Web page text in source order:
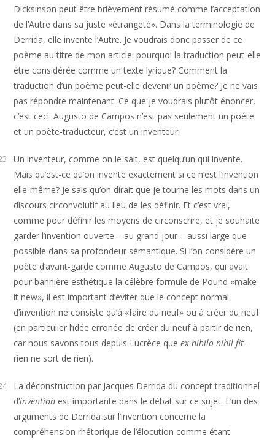
Dicksinson peut être brièvement résumé comme l’acceptation
de l’Autre dans sa juste «étrangeté». Dans la terminologie de
Derrida, elle invente l’Autre. Je voudrais donc passer de ce
poème au titre de mon article: pourquoi la traduction peut-elle
être considérée comme un texte lyrique? Comment la
traduction d’un poème peut-elle devenir un poème? Je ne vais
pas répondre maintenant. Ce que je voudrais plutôt énoncer,
c’est ceci: Augusto de Campos n’est pas seulement un poète
et un poète-traducteur, c’est un inventeur.
Un inventeur, comme on le sait, est quelqu’un qui invente.
Mais qu’est-ce qu’on invente exactement si ce n’est l’invention
elle-même? Je sais qu’on dirait que je tourne les mots dans un
discours circonvolutif au lieu de les définir. Et c’est vrai,
comme pour définir les moyens de circonscrire, et je souhaite
garder l’invention ouverte – au grand jour – aussi large que
possible dans sa profondeur sémantique. Si l’on considère un
poète d’avant-garde comme Augusto de Campos, qui avait
pour bannière esthétique la célèbre formule de Pound «make
it new», il est important d’éviter que le concept normal
d’invention ne consiste qu’à «faire du neuf» ou à créer du neuf
(en particulier l’idée erronée de créer du neuf à partir de rien,
car nous savons tous depuis Lucrèce queex nihilo nihil fit –
rien ne sort de rien).
La déconstruction par Jacques Derrida du concept traditionnel
d’invention est importante dans le débat sur ce sujet. L’un des
arguments de Derrida sur l’invention concerne la
compréhension rhétorique de l’élocution comme étant